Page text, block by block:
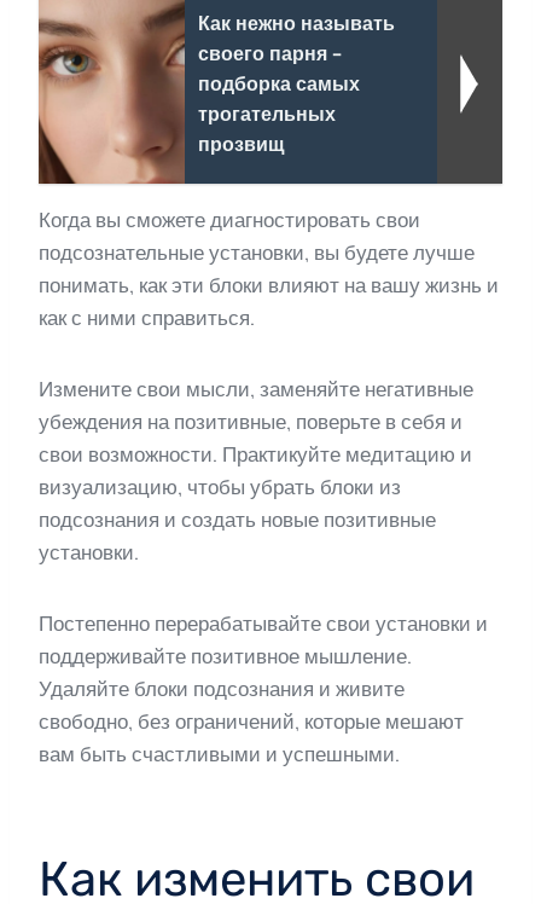
Как нежно называть
своего парня -
подборка самых
трогательных
прозвищ
Когда вы сможете диагностировать свои
подсознательные установки, вы будете лучше
понимать, как эти блоки влияют на вашу жизнь и
как с ними справиться.
Измените свои мысли, заменяйте негативные
убеждения на позитивные, поверьте в себя и
свои возможности. Практикуйте медитацию и
визуализацию, чтобы убрать блоки из
подсознания и создать новые позитивные
установки.
Постепенно перерабатывайте свои установки и
поддерживайте позитивное мышление.
Удаляйте блоки подсознания и живите
свободно, без ограничений, которые мешают
вам быть счастливыми и успешными.
Как изменить свои